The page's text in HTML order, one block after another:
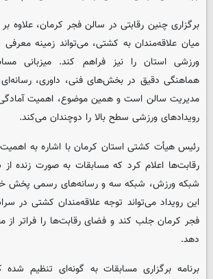
برگزاری چنین رقابتی در سالن فجر کرمان، علاوه
میان علاقه‌مندان به کشتی، می‌تواند زمینه
ورزشی استان را نیز فراهم کند. میزبانی
هماهنگی دقیق در بخش‌های فنی، داوری،
مدیریت سالن است و همین موضوع، اهمیت آمادگی
رویدادهای ورزشی سطح بالا را دوچندان می‌کند.
رئیس هیأت کشتی استان کرمان با اشاره به
رقابت‌ها اعلام کرد که مسابقات به صورت زنده از
شبکه ورزش، شبکه سه و رسانه‌های رسمی پخش
این رویداد می‌تواند توجه علاقه‌مندان کشتی در
فجر کرمان جلب کند و فضای رقابت‌ها را فراتر
دهد.
برنامه برگزاری مسابقات به گونه‌ای تنظیم